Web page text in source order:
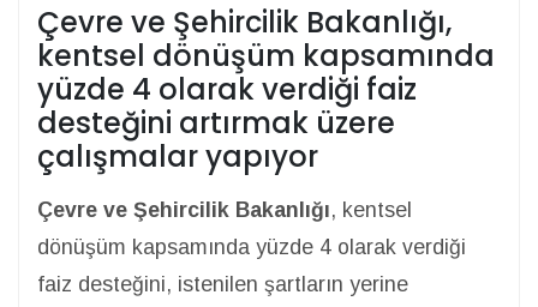
Çevre ve Şehircilik Bakanlığı,
kentsel dönüşüm kapsamında
yüzde 4 olarak verdiği faiz
desteğini artırmak üzere
çalışmalar yapıyor
Çevre ve Şehircilik Bakanlığı, kentsel
dönüşüm kapsamında yüzde 4 olarak verdiği
faiz desteğini, istenilen şartların yerine